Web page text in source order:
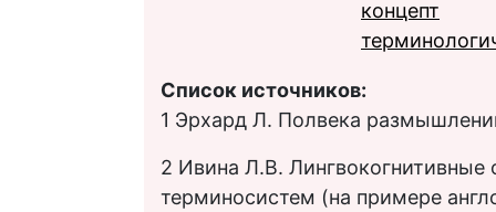
концепт
Список источников:
1 Эрхард Л. Полвека
2 Ивина Л.В. Лингвокогнитивные
терминосистем (на примере